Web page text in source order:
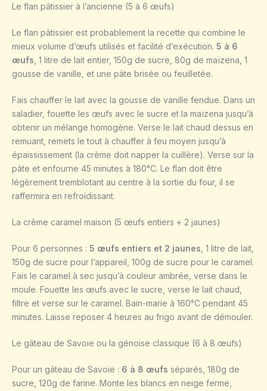
Le flan pâtissier à l’ancienne (5 à 6 œufs)
Le flan pâtissier est probablement la recette qui combine le
mieux volume d’œufs utilisés et facilité d’exécution. 5 à 6
œufs , 1 litre de lait entier, 150g de sucre, 80g de maïzena, 1
gousse de vanille, et une pâte brisée ou feuilletée.
Fais chauffer le lait avec la gousse de vanille fendue. Dans un
saladier, fouette les œufs avec le sucre et la maïzena jusqu’à
obtenir un mélange homogène. Verse le lait chaud dessus en
remuant, remets le tout à chauffer à feu moyen jusqu’à
épaississement (la crème doit napper la cuillère). Verse sur la
pâte et enfourne 45 minutes à 180°C. Le flan doit être
légèrement tremblotant au centre à la sortie du four, il se
raffermira en refroidissant.
La crème caramel maison (5 œufs entiers + 2 jaunes)
Pour 6 personnes : 5 œufs entiers et 2 jaunes , 1 litre de lait,
150g de sucre pour l’appareil, 100g de sucre pour le caramel.
Fais le caramel à sec jusqu’à couleur ambrée, verse dans le
moule. Fouette les œufs avec le sucre, verse le lait chaud,
filtre et verse sur le caramel. Bain-marie à 160°C pendant 45
minutes. Laisse reposer 4 heures au frigo avant de démouler.
Le gâteau de Savoie ou la génoise classique (6 à 8 œufs)
Pour un gâteau de Savoie : 6 à 8 œufs séparés, 180g de
sucre, 120g de farine. Monte les blancs en neige ferme,